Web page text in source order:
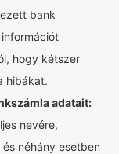
bank
hogy kétszer
hibákat.
adatait:
nevére,
néhány esetben